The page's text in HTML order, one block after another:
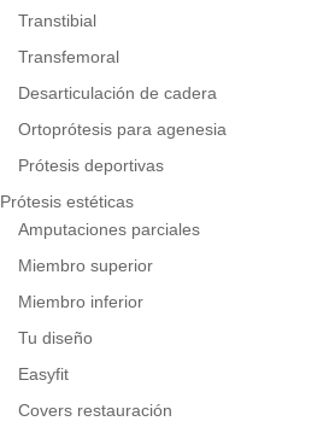
Transtibial
Transfemoral
Desarticulación de cadera
Ortoprótesis para agenesia
Prótesis deportivas
Prótesis estéticas
Amputaciones parciales
Miembro superior
Miembro inferior
Tu diseño
Easyfit
Covers restauración